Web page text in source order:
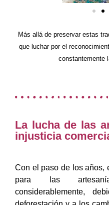
Más allá de preservar estas
que luchar por el
constantemente
La lucha de las
injusticia
Con el paso de los años,
para las
considerablemente,